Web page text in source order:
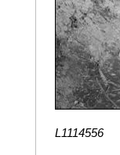
L1114556